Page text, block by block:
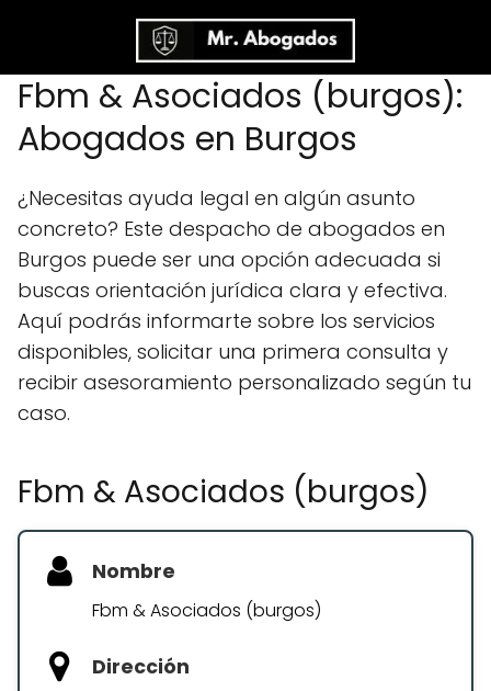
Fbm & Asociados (burgos):
Abogados en Burgos
¿Necesitas ayuda legal en algún asunto
concreto? Este despacho de abogados en
Burgos puede ser una opción adecuada si
buscas orientación jurídica clara y efectiva.
Aquí podrás informarte sobre los servicios
disponibles, solicitar una primera consulta y
recibir asesoramiento personalizado según tu
caso.
Fbm & Asociados (burgos)
Nombre
Fbm & Asociados (burgos)
Dirección